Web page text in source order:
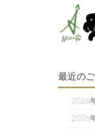
最近の
2026
2026